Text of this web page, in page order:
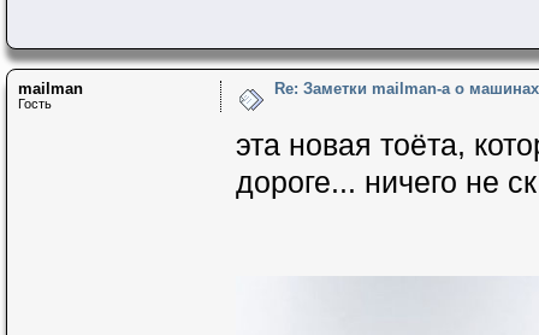
mailman
Гость
Re: Заметки mailman-a о
эта новая тоёта,
дороге... ничего не